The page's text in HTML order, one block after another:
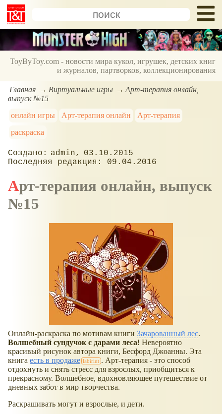
ToyByToy.com - новости мира кукол, игрушек, детских книг
и журналов, партворков, коллекционирования
Главная Виртуальные игры
Арт-терапия онлайн,
выпуск №15
онлайн игры
Арт-терапия онлайн
Арт-терапия
раскраска
admin
03.10.2015
09.04.2016
Арт-терапия онлайн, выпуск
№15
Онлайн-раскраска по мотивам книги Зачарованный лес.
Волшебный сундучок с дарами леса! Невероятно
красивый рисунок автора книги, Бесфорд Джоанны. Эта
книга есть в продаже
. Арт-терапия - это способ
отдохнуть и снять стресс для взрослых, приобщиться к
прекрасному. Волшебное, вдохновляющее путешествие от
дневных забот в мир творчества.
Раскрашивать могут и взрослые, и дети.